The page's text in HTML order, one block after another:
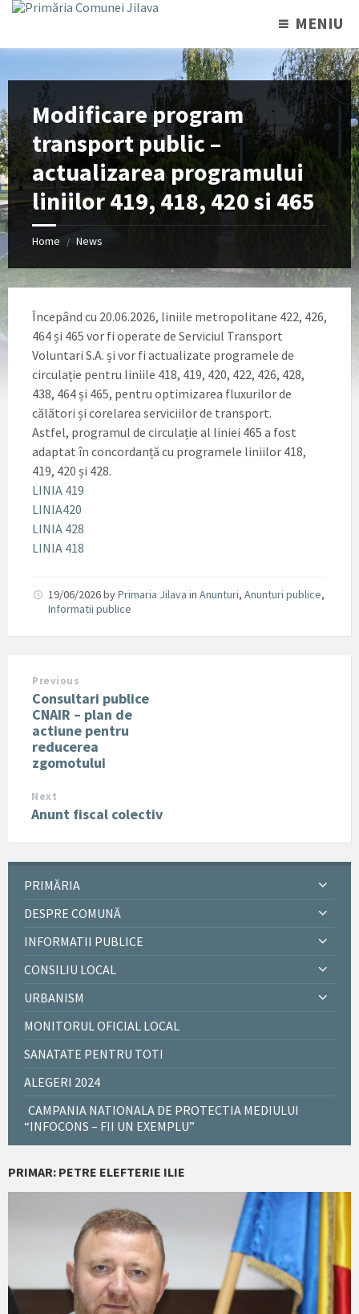
MENIU
Modificare program
transport public –
actualizarea programului
liniilor 419, 418, 420 si 465
Home / News
Începând cu 20.06.2026, liniile metropolitane 422, 426,
464 și 465 vor fi operate de Serviciul Transport
Voluntari S.A. și vor fi actualizate programele de
circulație pentru liniile 418, 419, 420, 422, 426, 428,
438, 464 și 465, pentru optimizarea fluxurilor de
călători și corelarea serviciilor de transport.
Astfel, programul de circulație al liniei 465 a fost
adaptat în concordanță cu programele liniilor 418,
419, 420 și 428.
LINIA 419
LINIA420
LINIA 428
LINIA 418
19/06/2026byPrimaria Jilava in Anunturi, Anunturi publice,
Informatii publice
Previous
Consultari publice
CNAIR – plan de
actiune pentru
reducerea
zgomotului
Next
Anunt fiscal colectiv
PRIMĂRIA
DESPRE COMUNĂ
INFORMATII PUBLICE
CONSILIU LOCAL
URBANISM
MONITORUL OFICIAL LOCAL
SANATATE PENTRU TOTI
ALEGERI 2024
CAMPANIA NATIONALA DE PROTECTIA MEDIULUI
“INFOCONS – FII UN EXEMPLU”
PRIMAR: PETRE ELEFTERIE ILIE